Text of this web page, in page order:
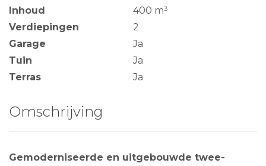
Inhoud
400 m³
Verdiepingen
2
Garage
Ja
Tuin
Ja
Terras
Ja
Omschrijving
Gemoderniseerde en uitgebouwde twee-